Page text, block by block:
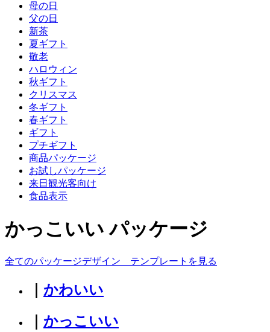
母の日
父の日
新茶
夏ギフト
敬老
ハロウィン
秋ギフト
クリスマス
冬ギフト
春ギフト
ギフト
プチギフト
商品パッケージ
お試しパッケージ
来日観光客向け
食品表示
かっこいい パッケージ
全てのパッケージデザイン テンプレートを見る
かわいい
かっこいい